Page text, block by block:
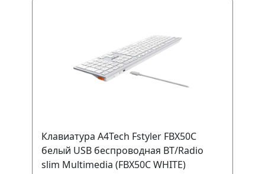
Клавиатура A4Tech Fstyler FBX50C
белый USB беспроводная BT/Radio
slim Multimedia (FBX50C WHITE)